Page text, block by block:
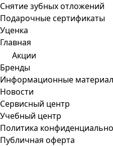
Снятие зубных отложений
Подарочные сертификаты
Уценка
Главная
Акции
Бренды
Информационные
Новости
Сервисный центр
Учебный центр
Политика
Публичная оферта